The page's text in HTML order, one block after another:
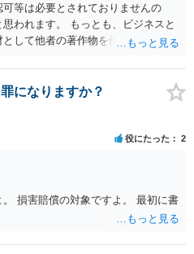
等は必要とされておりませんの
われます。 もっとも、ビジネスと
して他者の著作物を使用しないこ
いただいた方が安心であるように
になりますか？
役にたった 2
損害賠償の対象ですよ。 最初に書